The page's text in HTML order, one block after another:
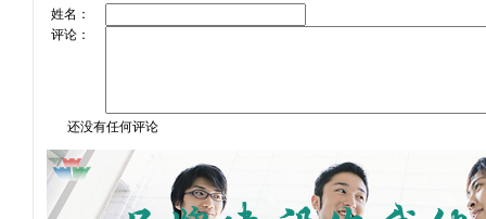
姓名：
评论：
还没有任何评论